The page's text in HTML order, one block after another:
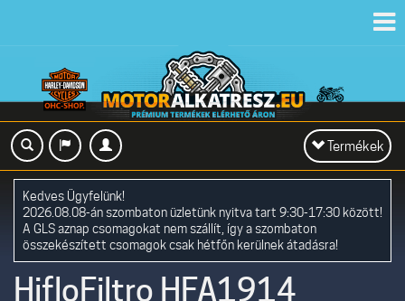
Toggle
navigation
Termékek
Kedves Ügyfelünk!
2026.08.08-án szombaton üzletünk nyitva tart 9:30-17:30 között!
A GLS aznap csomagokat nem szállít, így a szombaton
összekészített csomagok csak hétfőn kerülnek átadásra!
HifloFiltro HFA1914